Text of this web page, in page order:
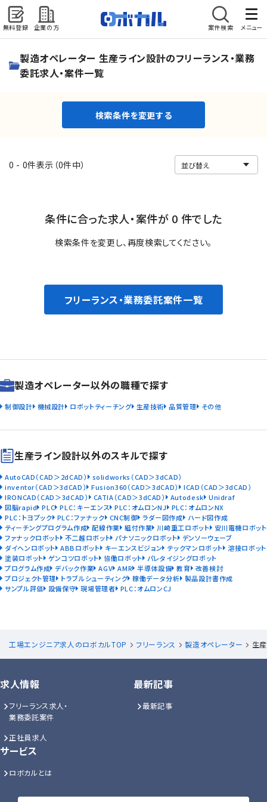
無料登録 企業の方 案件検索 メニュー
検索条件を変更する
製造オペレーター 生産ライン設計のフリーランス・業務
委託求人・案件一覧
検索条件を変更する
0 - 0件表示（0件中）
条件に合った求人・案件が 0 件でした
検索条件を変更し、再度検索してください。
フリーランス・業務委託案件一覧
製造オペレーター以外の職種で探す
制御設計 機械設計 ロボットティーチング 生産技術 品質管理 その他
生産ライン設計以外のスキルで探す
AutoCAD（CAD＞2dCAD）
solidworks（CAD＞3dCAD）
inventor（CAD＞3dCAD） Fusion360（CAD＞3dCAD）
ICAD（CAD＞3dCAD）
IRONCAD（CAD＞3dCAD）
CATIA（CAD＞3dCAD） Autodesk Unidraf
図脳rapid PLC PLC：キーエンス PLC：オムロンNJ
PLC：オムロンNX
PLC：トヨプック PLC：ファナック CNC制御 ラダー図作成
ハード図作成
ティーチングプログラム作成 配線作業 組付作業 川崎重工ロボット
安川電機ロボット
ファナックロボット
不二越ロボット パナソニックロボット デンソーウェーブ
ダイヘンロボット ABBロボット キーエンスビジョン テックマンロボット 溶接ロボット
塗装ロボット ゲンコツロボット 協働ロボット
パレタイジングロボット
プログラム作成 デバック作業 AGV AMR 半導体設備 教育 改善検討
プロジェクト管理 トラブルシューティング 稼働データ分析 製品設計書作成
サンプル評価 設備保守 現場管理者 PLC：オムロンCJ
工場エンジニア求人のロボカルTOP フリーランス 製造オペレーター 生
求人情報
フリーランス求人・
業務委託案件
正社員求人
最新記事
最新記事
サービス
ロボカルとは